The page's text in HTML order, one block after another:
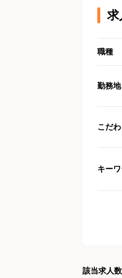
求
職種
勤務地
こだ
キー
該当求人数